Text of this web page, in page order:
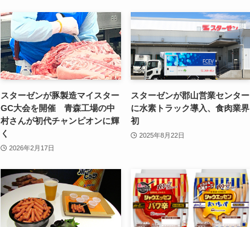
スターゼンが豚製造マイスター
GC大会を開催 青森工場の中
村さんが初代チャンピオンに輝
く
2026年2月17日
スターゼンが郡山営業センター
に水素トラック導入、食肉業界
初
2025年8月22日